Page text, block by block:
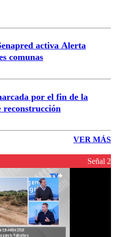
activa Alerta
comunas
por el fin de la
reconstrucción
VER MÁS
Señal 2